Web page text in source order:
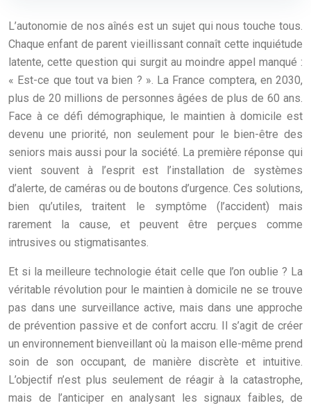
L’autonomie de nos aînés est un sujet qui nous touche tous.
Chaque enfant de parent vieillissant connaît cette inquiétude
latente, cette question qui surgit au moindre appel manqué :
« Est-ce que tout va bien ? ». La France comptera, en 2030,
plus de 20 millions de personnes âgées de plus de 60 ans.
Face à ce défi démographique, le maintien à domicile est
devenu une priorité, non seulement pour le bien-être des
seniors mais aussi pour la société. La première réponse qui
vient souvent à l’esprit est l’installation de systèmes
d’alerte, de caméras ou de boutons d’urgence. Ces solutions,
bien qu’utiles, traitent le symptôme (l’accident) mais
rarement la cause, et peuvent être perçues comme
intrusives ou stigmatisantes.
Et si la meilleure technologie était celle que l’on oublie ? La
véritable révolution pour le maintien à domicile ne se trouve
pas dans une surveillance active, mais dans une approche
de prévention passive et de confort accru. Il s’agit de créer
un environnement bienveillant où la maison elle-même prend
soin de son occupant, de manière discrète et intuitive.
L’objectif n’est plus seulement de réagir à la catastrophe,
mais de l’anticiper en analysant les signaux faibles, de